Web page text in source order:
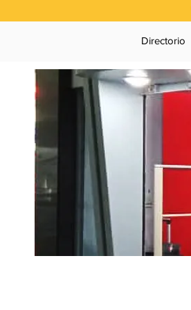
Directorio